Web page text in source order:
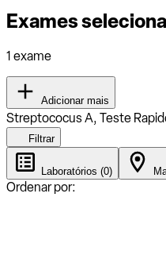
Exames
1 exame
Adicionar mais
Streptococus A, Teste
Filtrar
Laboratórios (0)
Ordenar por: